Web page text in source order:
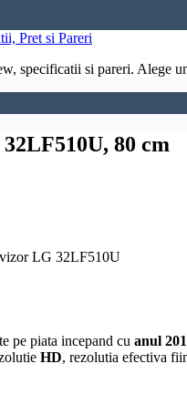
Pret si Pareri
specificatii si pareri. Alege
80 cm
pe piata incepand cu anul
HD, rezolutia efectiva